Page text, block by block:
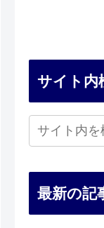
サイト内
最新の記